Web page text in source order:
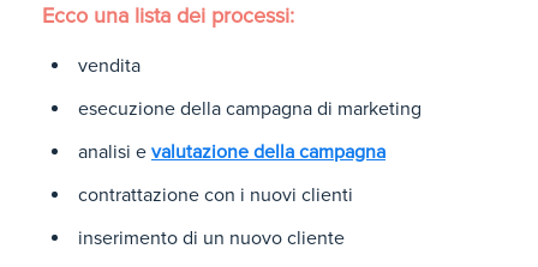
Ecco una lista dei processi:
vendita
esecuzione della campagna di marketing
analisi e valutazione della campagna
contrattazione con i nuovi clienti
inserimento di un nuovo cliente